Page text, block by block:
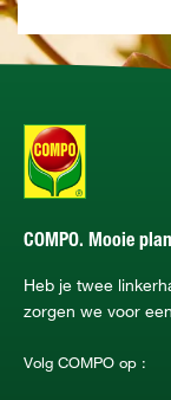
COMPO. Mooie
Heb je twee
zorgen we voor
Volg COMPO op :